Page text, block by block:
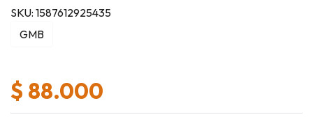
SKU: 1587612925435
GMB
$ 88.000